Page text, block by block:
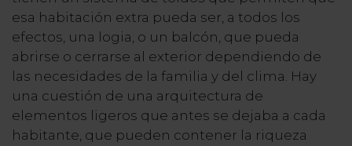
esa habitación extra pueda ser, a todos los
efectos, una logia, o un balcón, que pueda
abrirse o cerrarse al exterior dependiendo de
las necesidades de la familia y del clima. Hay
una cuestión de una arquitectura de
elementos ligeros que antes se dejaba a cada
habitante, que pueden contener la riqueza